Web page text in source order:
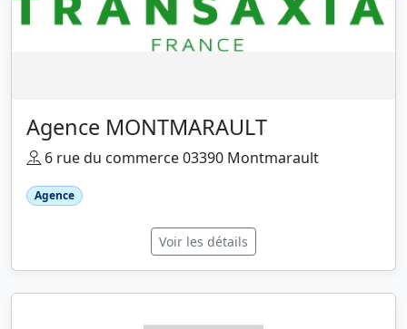
Agence MONTMARAULT
6 rue du commerce 03390 Montmarault
Agence
Voir les détails